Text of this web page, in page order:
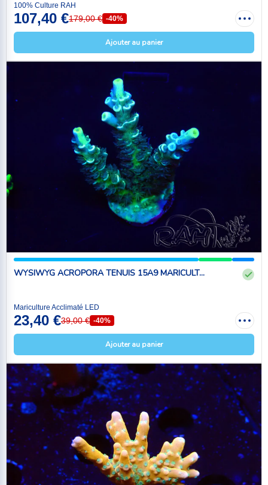
100% Culture RAH
107,40 €179,00 € -40%
Ajouter au panier
WYSIWYG ACROPORA TENUIS 15A9 MARICULT...
Mariculture Acclimaté LED
23,40 €39,00 € -40%
Ajouter au panier